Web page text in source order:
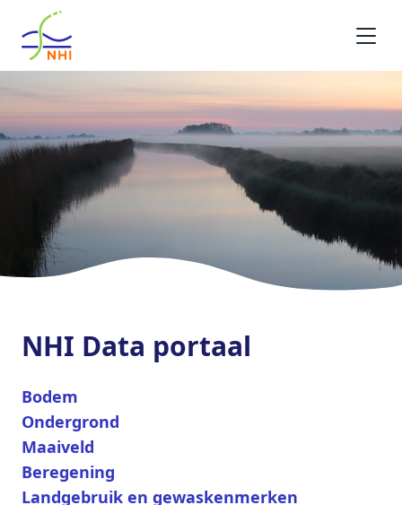
Homepage
NHI Data portaal
Bodem
Ondergrond
Maaiveld
Beregening
Landgebruik en gewaskenmerken